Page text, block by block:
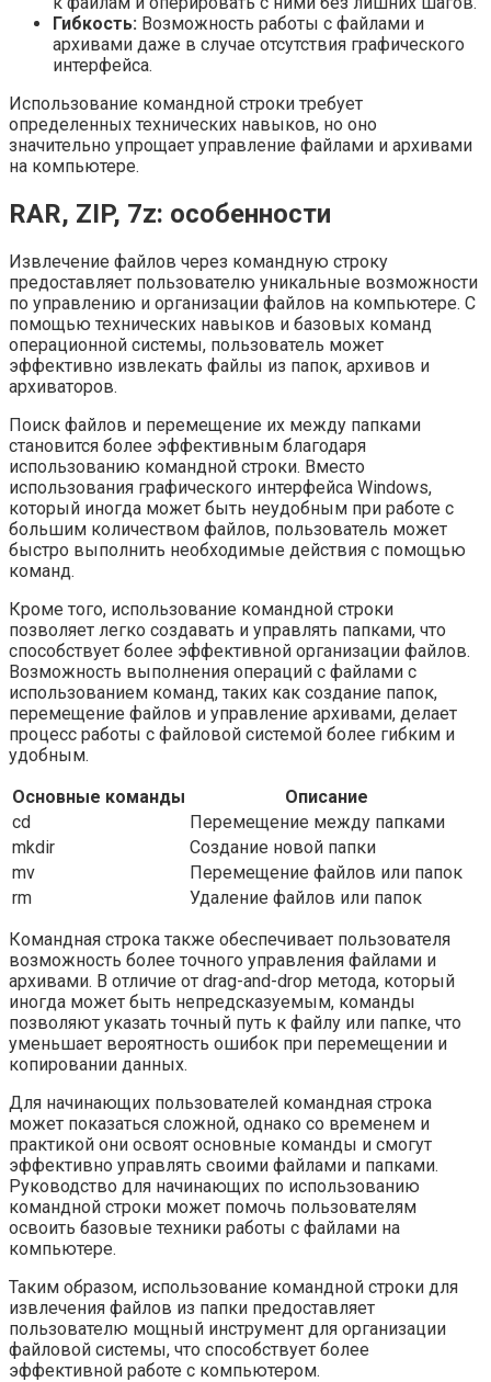
Гибкость: Возможность работы с файлами и
архивами даже в случае отсутствия графического
интерфейса.
Использование командной строки требует
определенных технических навыков, но оно
значительно упрощает управление файлами и архивами
на компьютере.
RAR, ZIP, 7z: особенности
Извлечение файлов через командную строку
предоставляет пользователю уникальные возможности
по управлению и организации файлов на компьютере. С
помощью технических навыков и базовых команд
операционной системы, пользователь может
эффективно извлекать файлы из папок, архивов и
архиваторов.
Поиск файлов и перемещение их между папками
становится более эффективным благодаря
использованию командной строки. Вместо
использования графического интерфейса Windows,
который иногда может быть неудобным при работе с
большим количеством файлов, пользователь может
быстро выполнить необходимые действия с помощью
команд.
Кроме того, использование командной строки
позволяет легко создавать и управлять папками, что
способствует более эффективной организации файлов.
Возможность выполнения операций с файлами с
использованием команд, таких как создание папок,
перемещение файлов и управление архивами, делает
процесс работы с файловой системой более гибким и
удобным.
Основные команды
Описание
cd
Перемещение между папками
mkdir
Создание новой папки
mv
Перемещение файлов или папок
rm
Удаление файлов или папок
Командная строка также обеспечивает пользователя
возможность более точного управления файлами и
архивами. В отличие от drag-and-drop метода, который
иногда может быть непредсказуемым, команды
позволяют указать точный путь к файлу или папке, что
уменьшает вероятность ошибок при перемещении и
копировании данных.
Для начинающих пользователей командная строка
может показаться сложной, однако со временем и
практикой они освоят основные команды и смогут
эффективно управлять своими файлами и папками.
Руководство для начинающих по использованию
командной строки может помочь пользователям
освоить базовые техники работы с файлами на
компьютере.
Таким образом, использование командной строки для
извлечения файлов из папки предоставляет
пользователю мощный инструмент для организации
файловой системы, что способствует более
эффективной работе с компьютером.